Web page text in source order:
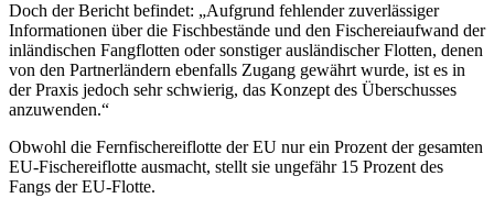
Doch der Bericht befindet: „Aufgrund fehlender zuverlässiger
Informationen über die Fischbestände und den Fischereiaufwand der
inländischen Fangflotten oder sonstiger ausländischer Flotten, denen
von den Partnerländern ebenfalls Zugang gewährt wurde, ist es in
der Praxis jedoch sehr schwierig, das Konzept des Überschusses
anzuwenden.“
Obwohl die Fernfischereiflotte der EU nur ein Prozent der gesamten
EU-Fischereiflotte ausmacht, stellt sie ungefähr 15 Prozent des
Fangs der EU-Flotte.